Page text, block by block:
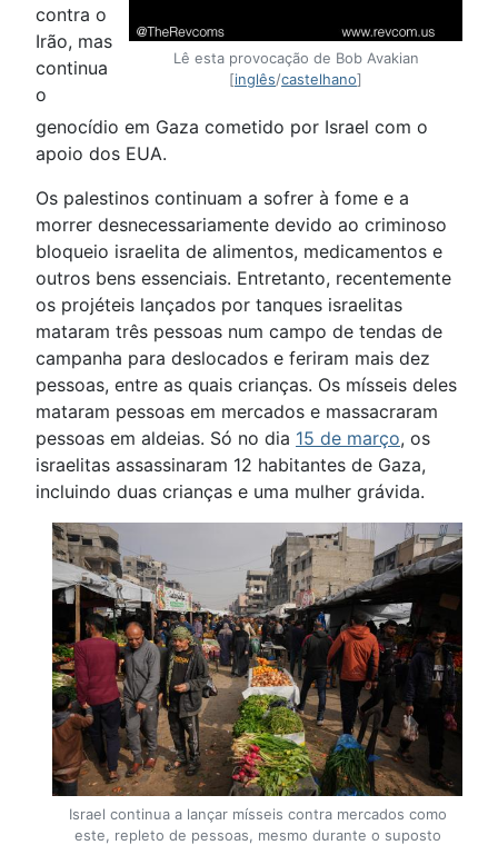
Lê esta provocação de Bob Avakian
[inglês/castelhano]
contra o
Irão, mas
continua
o
genocídio em Gaza cometido por Israel com o
apoio dos EUA.
Os palestinos continuam a sofrer à fome e a
morrer desnecessariamente devido ao criminoso
bloqueio israelita de alimentos, medicamentos e
outros bens essenciais. Entretanto, recentemente
os projéteis lançados por tanques israelitas
mataram três pessoas num campo de tendas de
campanha para deslocados e feriram mais dez
pessoas, entre as quais crianças. Os mísseis deles
mataram pessoas em mercados e massacraram
pessoas em aldeias. Só no dia 15 de março, os
israelitas assassinaram 12 habitantes de Gaza,
incluindo duas crianças e uma mulher grávida.
Israel continua a lançar mísseis contra mercados como
este, repleto de pessoas, mesmo durante o suposto